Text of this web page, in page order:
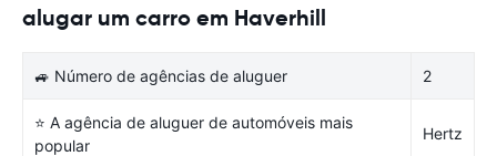
alugar um carro em Haverhill
🚙 Número de agências de aluguer 2
⭐ A agência de aluguer de automóveis mais
popular
Hertz